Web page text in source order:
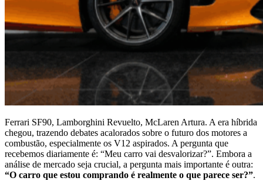
Ferrari SF90, Lamborghini Revuelto, McLaren Artura. A era híbrida
chegou, trazendo debates acalorados sobre o futuro dos motores a
combustão, especialmente os V12 aspirados. A pergunta que
recebemos diariamente é: “Meu carro vai desvalorizar?”. Embora a
análise de mercado seja crucial, a pergunta mais importante é outra:
“O carro que estou comprando é realmente o que parece ser?”.